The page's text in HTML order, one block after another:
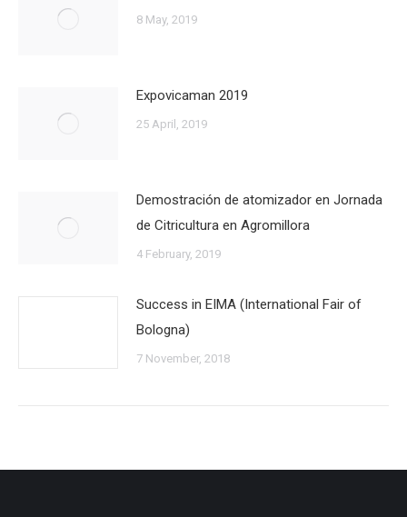
8 May, 2019
Expovicaman 2019
25 April, 2019
Demostración de atomizador en Jornada
de Citricultura en Agromillora
4 February, 2019
Success in EIMA (International Fair of
Bologna)
7 November, 2018